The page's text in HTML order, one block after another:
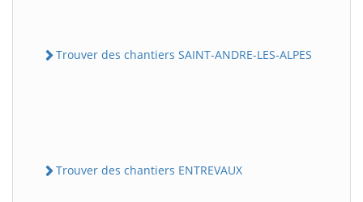
Trouver des chantiers SAINT-ANDRE-LES-ALPES
Trouver des chantiers ENTREVAUX